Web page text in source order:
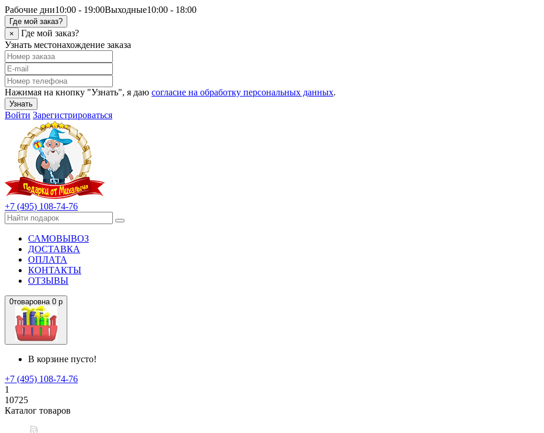
Рабочие дни10:00 - 19:00Выходные10:00 - 18:00
Где мой заказ?
×
Где мой заказ?
Узнать местонахождение заказа
Нажимая на кнопку "Узнать", я даю согласие на обработку персональных данных.
Узнать
Войти Зарегистрироваться
+7 (495) 108-74-76
САМОВЫВОЗ
ДОСТАВКА
ОПЛАТА
КОНТАКТЫ
ОТЗЫВЫ
0товаровна 0 р
В корзине пусто!
+7 (495) 108-74-76
1
10725
Каталог товаров